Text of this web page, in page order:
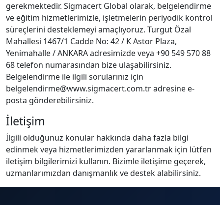
gerekmektedir. Sigmacert Global olarak, belgelendirme
ve eğitim hizmetlerimizle, işletmelerin periyodik kontrol
süreçlerini desteklemeyi amaçlıyoruz. Turgut Özal
Mahallesi 1467/1 Cadde No: 42 / K Astor Plaza,
Yenimahalle / ANKARA adresimizde veya +90 549 570 88
68 telefon numarasından bize ulaşabilirsiniz.
Belgelendirme ile ilgili sorularınız için
belgelendirme@www.sigmacert.com.tr adresine e-
posta gönderebilirsiniz.
İletişim
İlgili olduğunuz konular hakkında daha fazla bilgi
edinmek veya hizmetlerimizden yararlanmak için lütfen
iletişim bilgilerimizi kullanın. Bizimle iletişime geçerek,
uzmanlarımızdan danışmanlık ve destek alabilirsiniz.